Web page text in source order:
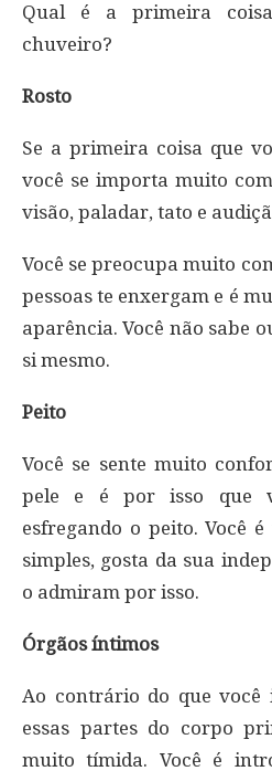
Qual é a primeira
chuveiro?
Rosto
Se a primeira coisa que
você se importa muito
visão, paladar, tato e
Você se preocupa muito
pessoas te enxergam e é
aparência. Você não sabe
si mesmo.
Peito
Você se sente muito
pele e é por isso que
esfregando o peito. Você
simples, gosta da sua
o admiram por isso.
Órgãos íntimos
Ao contrário do que você
essas partes do corpo
muito tímida. Você é